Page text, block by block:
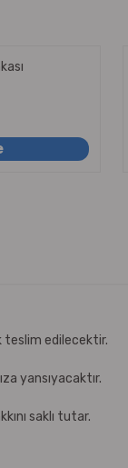
teslim edilecektir.
yansıyacaktır.
saklı tutar.